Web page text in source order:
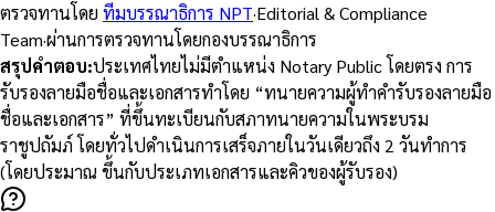
ตรวจทานโดย ทีมบรรณาธิการ NPT·Editorial & Compliance
Team·ผ่านการตรวจทานโดยกองบรรณาธิการ
สรุปคำตอบ:ประเทศไทยไม่มีตำแหน่ง Notary Public โดยตรง การ
รับรองลายมือชื่อและเอกสารทำโดย “ทนายความผู้ทำคำรับรองลายมือ
ชื่อและเอกสาร” ที่ขึ้นทะเบียนกับสภาทนายความในพระบรม
ราชูปถัมภ์ โดยทั่วไปดำเนินการเสร็จภายในวันเดียวถึง 2 วันทำการ
(โดยประมาณ ขึ้นกับประเภทเอกสารและคิวของผู้รับรอง)